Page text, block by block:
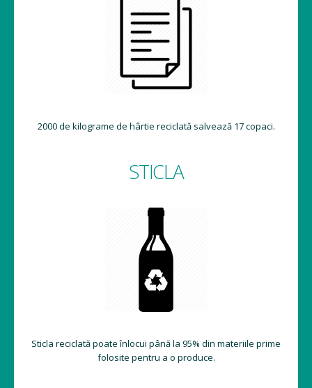
2000 de kilograme de hârtie reciclată salvează 17 copaci.
STICLA
Sticla reciclată poate înlocui până la 95% din materiile prime
folosite pentru a o produce.